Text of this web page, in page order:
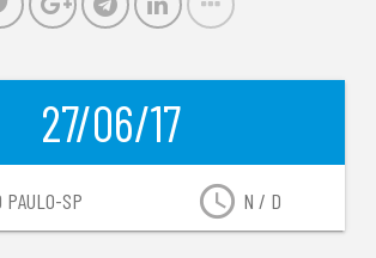
27/06/17
access_time N / D
PAULO-SP